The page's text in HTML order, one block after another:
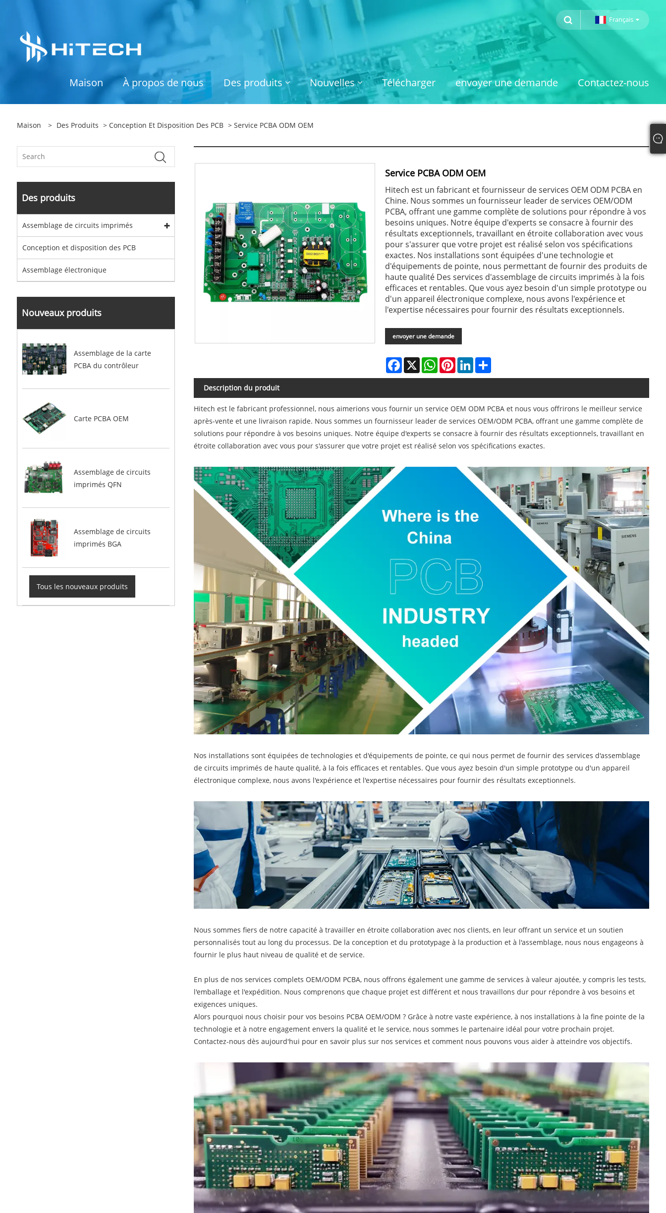
Français
Maison À propos de nous Des produits Nouvelles Télécharger envoyer une demande Contactez-nous
Maison > Des Produits > Conception Et Disposition Des PCB > Service PCBA ODM OEM
Des produits
Assemblage de circuits imprimés
Conception et disposition des PCB
Assemblage électronique
Nouveaux produits
Assemblage de la carte
PCBA du contrôleur
Carte PCBA OEM
Assemblage de circuits
imprimés QFN
Assemblage de circuits
imprimés BGA
Tous les nouveaux produits
Service PCBA ODM OEM
Hitech est un fabricant et fournisseur de services OEM ODM PCBA en
Chine. Nous sommes un fournisseur leader de services OEM/ODM
PCBA, offrant une gamme complète de solutions pour répondre à vos
besoins uniques. Notre équipe d'experts se consacre à fournir des
résultats exceptionnels, travaillant en étroite collaboration avec vous
pour s'assurer que votre projet est réalisé selon vos spécifications
exactes. Nos installations sont équipées d'une technologie et
d'équipements de pointe, nous permettant de fournir des produits de
haute qualité Des services d'assemblage de circuits imprimés à la fois
efficaces et rentables. Que vous ayez besoin d'un simple prototype ou
d'un appareil électronique complexe, nous avons l'expérience et
l'expertise nécessaires pour fournir des résultats exceptionnels.
envoyer une demande
Facebook
X WhatsApp
PinterestLinkedIn
Description du produit
Hitech est le fabricant professionnel, nous aimerions vous fournir un service OEM ODM PCBA et nous vous offrirons le meilleur service
après-vente et une livraison rapide. Nous sommes un fournisseur leader de services OEM/ODM PCBA, offrant une gamme complète de
solutions pour répondre à vos besoins uniques. Notre équipe d'experts se consacre à fournir des résultats exceptionnels, travaillant en
étroite collaboration avec vous pour s'assurer que votre projet est réalisé selon vos spécifications exactes.
Nos installations sont équipées de technologies et d'équipements de pointe, ce qui nous permet de fournir des services d'assemblage
de circuits imprimés de haute qualité, à la fois efficaces et rentables. Que vous ayez besoin d'un simple prototype ou d'un appareil
électronique complexe, nous avons l'expérience et l'expertise nécessaires pour fournir des résultats exceptionnels.
Nous sommes fiers de notre capacité à travailler en étroite collaboration avec nos clients, en leur offrant un service et un soutien
personnalisés tout au long du processus. De la conception et du prototypage à la production et à l'assemblage, nous nous engageons à
fournir le plus haut niveau de qualité et de service.
En plus de nos services complets OEM/ODM PCBA, nous offrons également une gamme de services à valeur ajoutée, y compris les tests,
l'emballage et l'expédition. Nous comprenons que chaque projet est différent et nous travaillons dur pour répondre à vos besoins et
exigences uniques.
Alors pourquoi nous choisir pour vos besoins PCBA OEM/ODM ? Grâce à notre vaste expérience, à nos installations à la fine pointe de la
technologie et à notre engagement envers la qualité et le service, nous sommes le partenaire idéal pour votre prochain projet.
Contactez-nous dès aujourd'hui pour en savoir plus sur nos services et comment nous pouvons vous aider à atteindre vos objectifs.